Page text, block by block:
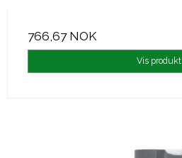
766,67 NOK
Vis produkt